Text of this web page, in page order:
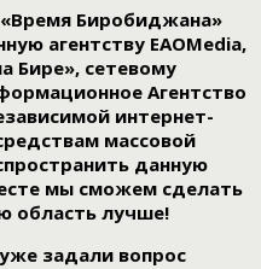
Биробиджана»
агентству EAOMedia,
Бире», сетевому
Агентство
интернет-
массовой
данную
мы сможем сделать
область лучше!
задали вопрос